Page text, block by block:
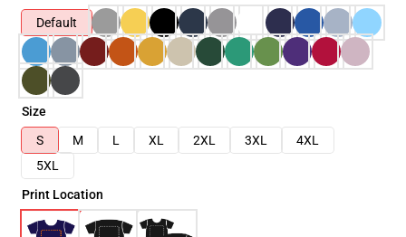
Default
Size
S
M L XL 2XL 3XL
4XL
5XL
Print Location